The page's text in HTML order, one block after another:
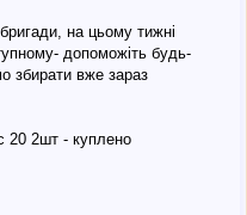
на цьому тижні
допоможіть будь-
збирати вже зараз
20 2шт - куплено